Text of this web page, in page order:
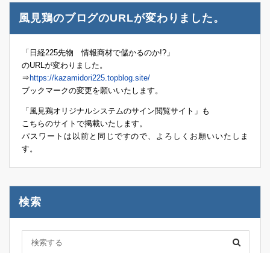
風見鶏のブログのURLが変わりました。
「日経225先物 情報商材で儲かるのか!?」
のURLが変わりました。
⇒ https://kazamidori225.topblog.site/
ブックマークの変更を願いいたします。
「風見鶏オリジナルシステムのサイン閲覧サイト」も
こちらのサイトで掲載いたします。
パスワートは以前と同じですので、よろしくお願いいたしま
す。
検索